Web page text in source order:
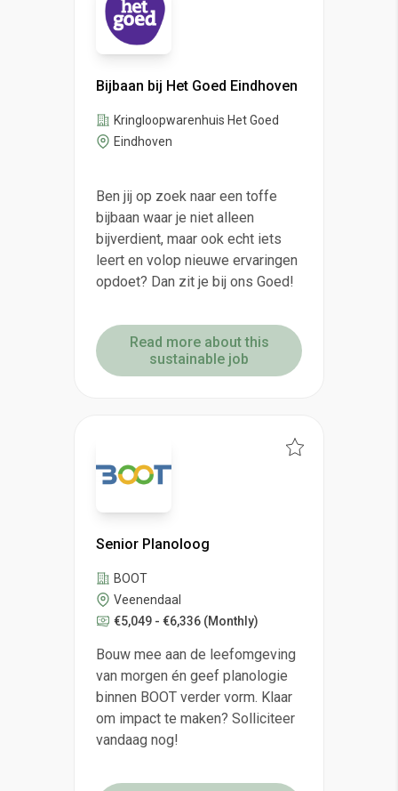
Bijbaan bij Het Goed Eindhoven
Kringloopwarenhuis Het Goed
Eindhoven
Ben jij op zoek naar een toffe
bijbaan waar je niet alleen
bijverdient, maar ook echt iets
leert en volop nieuwe ervaringen
opdoet? Dan zit je bij ons Goed!
Read more about this
sustainable job
Senior Planoloog
BOOT
Veenendaal
€5,049 - €6,336 (Monthly)
Bouw mee aan de leefomgeving
van morgen én geef planologie
binnen BOOT verder vorm. Klaar
om impact te maken? Solliciteer
vandaag nog!